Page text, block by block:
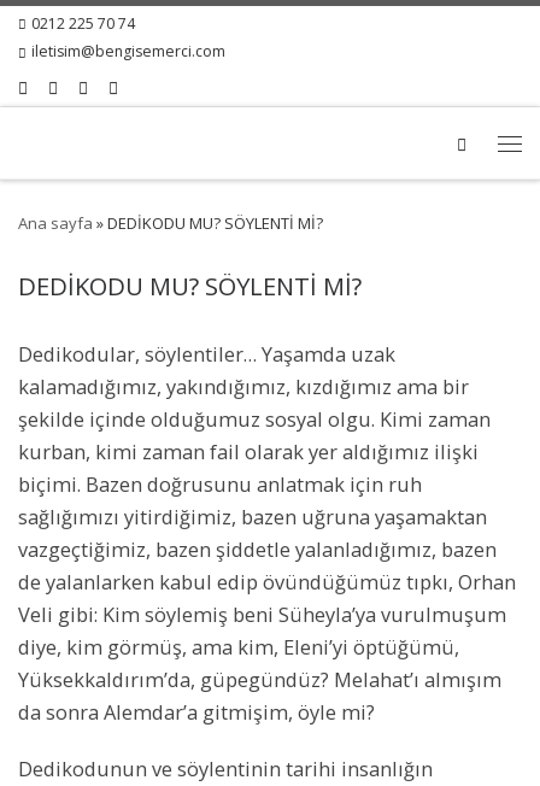
0212 225 70 74
iletisim@bengisemerci.com
Search
Ana sayfa »DEDİKODU MU? SÖYLENTİ Mİ?
DEDİKODU MU? SÖYLENTİ Mİ?
Dedikodular, söylentiler… Yaşamda uzak
kalamadığımız, yakındığımız, kızdığımız ama bir
şekilde içinde olduğumuz sosyal olgu. Kimi zaman
kurban, kimi zaman fail olarak yer aldığımız ilişki
biçimi. Bazen doğrusunu anlatmak için ruh
sağlığımızı yitirdiğimiz, bazen uğruna yaşamaktan
vazgeçtiğimiz, bazen şiddetle yalanladığımız, bazen
de yalanlarken kabul edip övündüğümüz tıpkı, Orhan
Veli gibi: Kim söylemiş beni Süheyla’ya vurulmuşum
diye, kim görmüş, ama kim, Eleni’yi öptüğümü,
Yüksekkaldırım’da, güpegündüz? Melahat’ı almışım
da sonra Alemdar’a gitmişim, öyle mi?
Dedikodunun ve söylentinin tarihi insanlığın